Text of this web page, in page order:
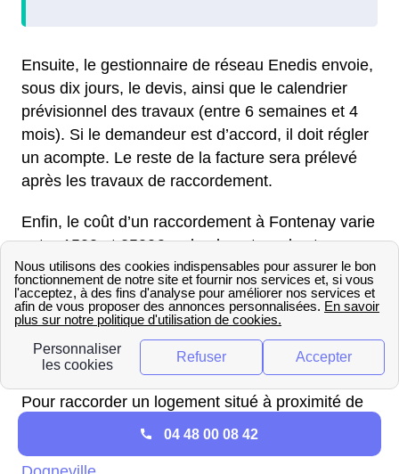
Ensuite, le gestionnaire de réseau Enedis envoie,
sous dix jours, le devis, ainsi que le calendrier
prévisionnel des travaux (entre 6 semaines et 4
mois). Si le demandeur est d’accord, il doit régler
un acompte. Le reste de la facture sera prélevé
après les travaux de raccordement.
Enfin, le coût d’un raccordement à Fontenay varie
entre 1500 et 2500€, selon la nature des travaux
à effectuer. Sur le site Internet d’Enedis, les
habitants de Fontenay peuvent faire une
simulation pour avoir une idée du prix final. Les
178 de de Fontenay dans le Vosges (88) ont déjà
effectué leur raccordement.
Pour raccorder un logement situé à proximité de
de Fontenay à l'électricité, vous pouvez consulter
04 48 00 08 42